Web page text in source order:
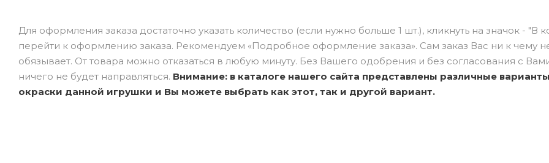
Для оформления заказа достаточно указать количество (если нужно больше 1 шт.), кликнуть на значок - "В
перейти к оформлению заказа. Рекомендуем «Подробное оформление заказа». Сам заказ Вас ни к чему
обязывает. От товара можно отказаться в любую минуту. Без Вашего одобрения и без согласования с
ничего не будет направляться. Внимание: в каталоге нашего сайта представлены различные варианты
окраски данной игрушки и Вы можете выбрать как этот, так и другой вариант.